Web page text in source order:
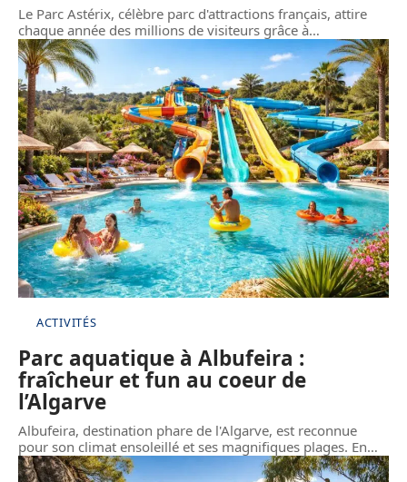
Le Parc Astérix, célèbre parc d'attractions français, attire
chaque année des millions de visiteurs grâce à…
ACTIVITÉS
Parc aquatique à Albufeira :
fraîcheur et fun au coeur de
l’Algarve
Albufeira, destination phare de l'Algarve, est reconnue
pour son climat ensoleillé et ses magnifiques plages. En…